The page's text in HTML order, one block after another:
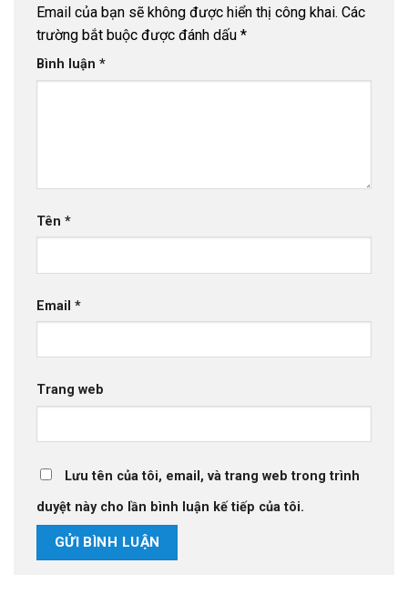
Email của bạn sẽ không được hiển thị công khai. Các
trường bắt buộc được đánh dấu *
Bình luận *
Tên *
Email *
Trang web
Lưu tên của tôi, email, và trang web trong trình
duyệt này cho lần bình luận kế tiếp của tôi.